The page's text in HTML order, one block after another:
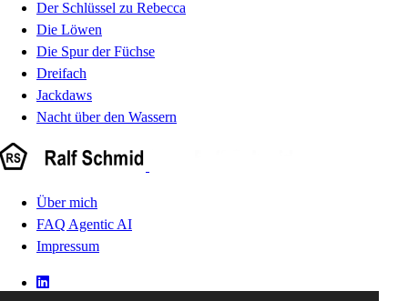
Der Schlüssel zu Rebecca
Die Löwen
Die Spur der Füchse
Dreifach
Jackdaws
Nacht über den Wassern
Über mich
FAQ Agentic AI
Impressum